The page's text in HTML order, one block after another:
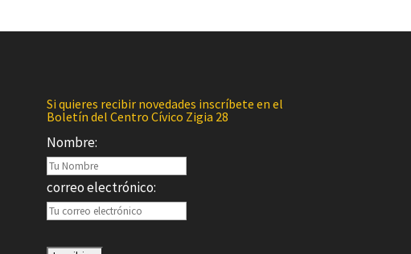
Si quieres recibir novedades inscríbete en el
Boletín del Centro Cívico Zigia 28
Nombre:
correo electrónico: